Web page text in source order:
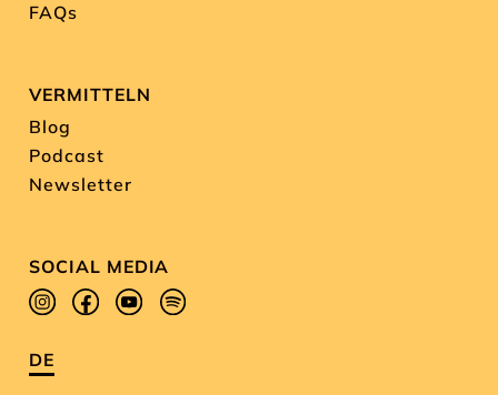
FAQs
VERMITTELN
Blog
Podcast
Newsletter
SOCIAL MEDIA
DE